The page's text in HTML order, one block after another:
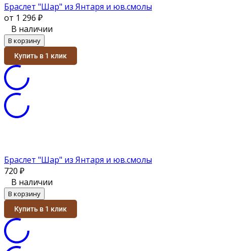
Браслет "Шар" из Янтаря и юв.смолы
от 1 296 ₽
В наличии
В корзину
Купить в 1 клик
Браслет "Шар" из Янтаря и юв.смолы
720 ₽
В наличии
В корзину
Купить в 1 клик